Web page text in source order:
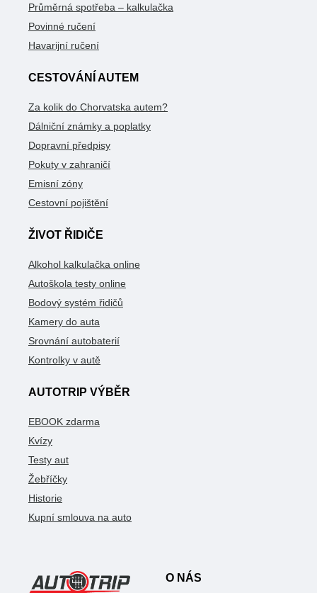
Průměrná spotřeba – kalkulačka
Povinné ručení
Havarijní ručení
CESTOVÁNÍ AUTEM
Za kolik do Chorvatska autem?
Dálniční známky a poplatky
Dopravní předpisy
Pokuty v zahraničí
Emisní zóny
Cestovní pojištění
ŽIVOT ŘIDIČE
Alkohol kalkulačka online
Autoškola testy online
Bodový systém řidičů
Kamery do auta
Srovnání autobaterií
Kontrolky v autě
AUTOTRIP VÝBĚR
EBOOK zdarma
Kvízy
Testy aut
Žebříčky
Historie
Kupní smlouva na auto
O NÁS